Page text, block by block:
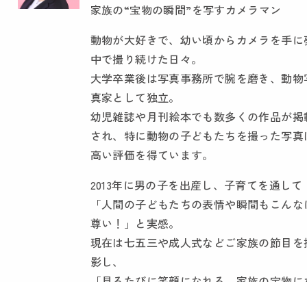
家族の“宝物の瞬間”を写すカメラマン
動物が大好きで、幼い頃からカメラを手に
中で撮り続けた日々。
大学卒業後は写真事務所で腕を磨き、動物
真家として独立。
幼児雑誌や月刊絵本でも数多くの作品が掲
され、特に動物の子どもたちを撮った写真
高い評価を得ています。
2013年に男の子を出産し、子育てを通して
「人間の子どもたちの表情や瞬間もこんな
尊い！」と実感。
現在は七五三や成人式などご家族の節目を
影し、